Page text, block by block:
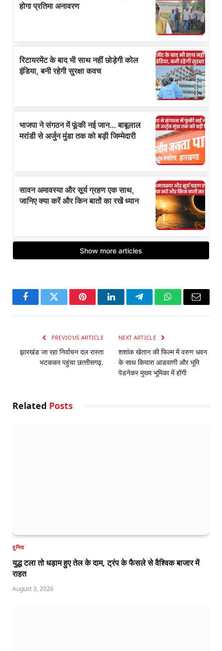
FacebookTwitter PinterestLinkedInTelegramWhatsApp
Email
PREVIOUS ARTICLE
झारखंड जा रहा निर्वाचन दल रास्‍ता
भटककर पहुंचा छत्‍तीसगढ़.
NEXT ARTICLE
शशांक खेतान की फिल्म में वरुण धवन
के साथ कियारा आडवाणी और भूमि
पेडनेकर मुख्य भूमिका में होंगी
Related Posts
दुनिया
युद्ध टला तो धड़ाम हुए तेल के दाम, ट्रंप के फैसले से वैश्विक बाजार में
राहत
August 3, 2026